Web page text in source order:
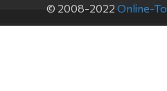
© 2008-2022 Online-